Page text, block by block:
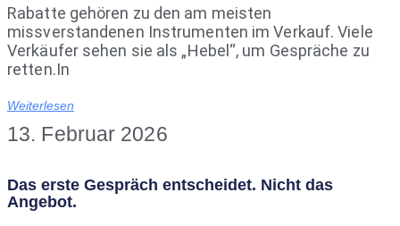
Rabatte gehören zu den am meisten
missverstandenen Instrumenten im Verkauf. Viele
Verkäufer sehen sie als „Hebel“, um Gespräche zu
retten.In
Weiterlesen
13. Februar 2026
Das erste Gespräch entscheidet. Nicht das
Angebot.